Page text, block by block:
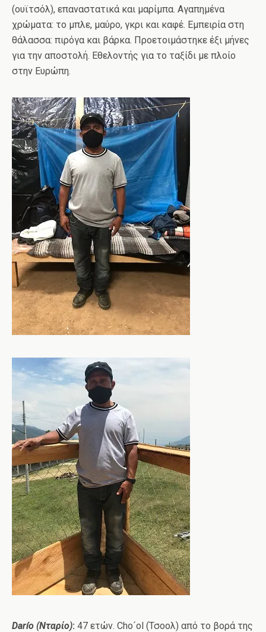
(ουϊτσόλ), επαναστατικά και μαρίμπα. Αγαπημένα
χρώματα: το μπλε, μαύρο, γκρι και καφέ. Εμπειρία στη
θάλασσα: πιρόγα και βάρκα. Προετοιμάστηκε έξι μήνες
για την αποστολή. Εθελοντής για το ταξίδι με πλοίο
στην Ευρώπη.
Darío (Νταρίο): 47 ετών. Cho´ol (Τσοολ) από το βορά της